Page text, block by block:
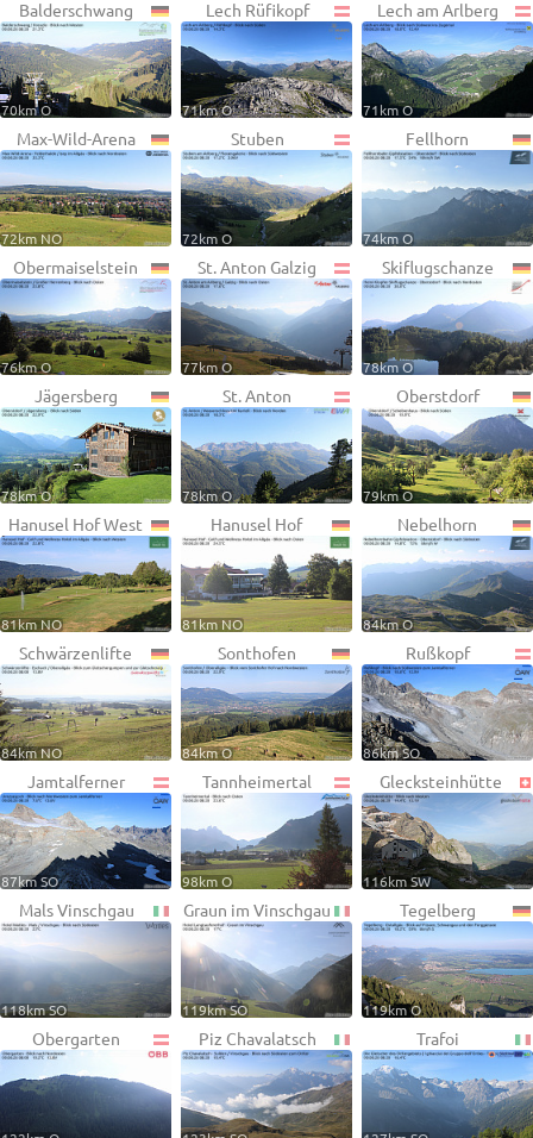
Balderschwang
70km O
Lech Rüfikopf
71km O
Lech am Arlberg
71km O
Max-Wild-Arena
72km NO
Stuben
72km O
Fellhorn
74km O
Obermaiselstein
76km O
St. Anton Galzig
77km O
Skiflugschanze
78km O
Jägersberg
78km O
St. Anton
78km O
Oberstdorf
79km O
Hanusel Hof West
81km NO
Hanusel Hof
81km NO
Nebelhorn
84km O
Schwärzenlifte
84km NO
Sonthofen
84km O
Rußkopf
86km SO
Jamtalferner
87km SO
Tannheimertal
98km O
Glecksteinhütte
116km SW
Mals Vinschgau
118km SO
Graun im Vinschgau
119km SO
Tegelberg
119km O
Obergarten Piz Chavalatsch Trafoi